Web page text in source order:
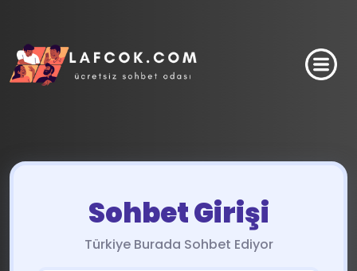
Sohbet Girişi
Türkiye Burada Sohbet Ediyor